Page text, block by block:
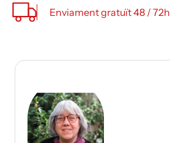
Enviament gratuït 48 / 72h